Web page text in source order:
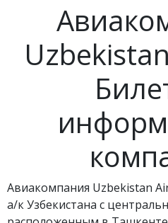
Авиакомпания Uzbekistan
а/к Узбекистана с